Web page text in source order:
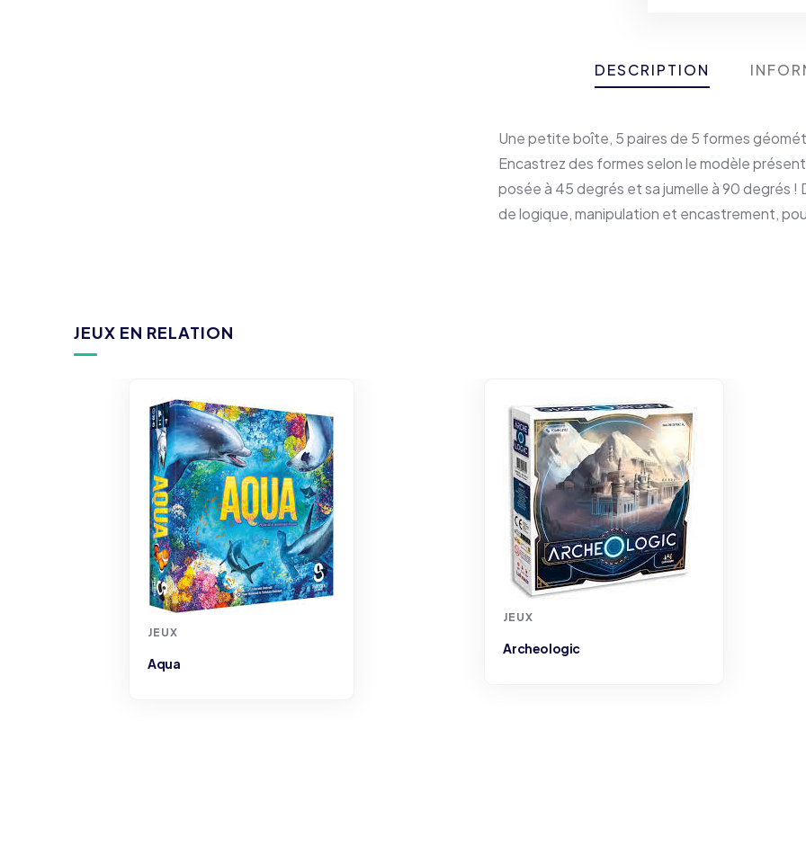
DESCRIPTION
Une petite boîte, 5 paires de 5 formes
Encastrez des formes selon le modèle
posée à 45 degrés et sa jumelle à 90 degrés
de logique, manipulation et encastrement,
JEUX EN RELATION
JEUX JEUX
1987 Tunnel sous la manche